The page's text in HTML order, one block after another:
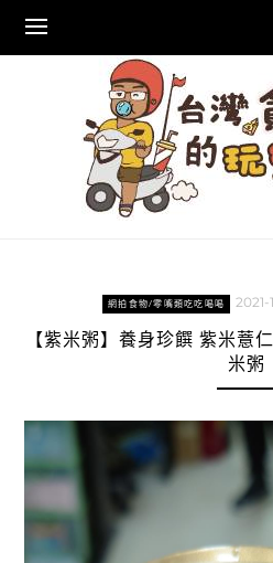
content
網拍食物/零嘴類吃吃喝喝 2021-
【紫米粥】養身珍饌 紫米薏
米粥